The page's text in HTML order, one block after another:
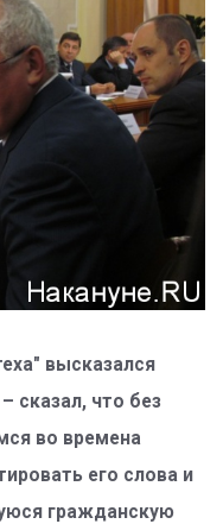
высказался
сказал, что без
во времена
его слова и
гражданскую